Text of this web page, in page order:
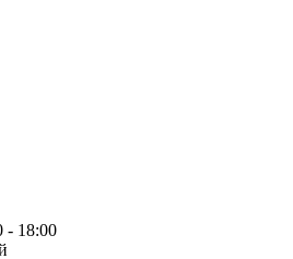
18:00